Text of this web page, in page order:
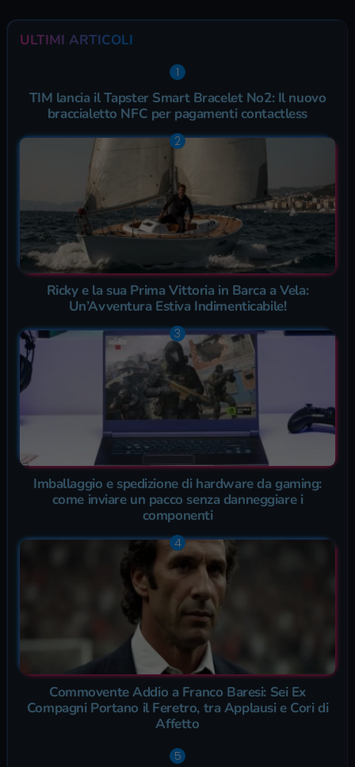
ULTIMI ARTICOLI
TIM lancia il Tapster Smart Bracelet No2: Il nuovo
braccialetto NFC per pagamenti contactless
Ricky e la sua Prima Vittoria in Barca a Vela:
Un’Avventura Estiva Indimenticabile!
Imballaggio e spedizione di hardware da gaming:
come inviare un pacco senza danneggiare i
componenti
Commovente Addio a Franco Baresi: Sei Ex
Compagni Portano il Feretro, tra Applausi e Cori di
Affetto